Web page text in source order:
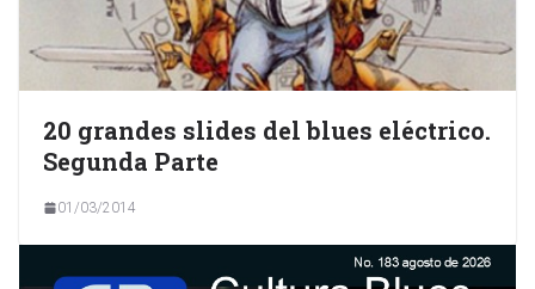
20 grandes slides del blues eléctrico.
Segunda Parte
01/03/2014